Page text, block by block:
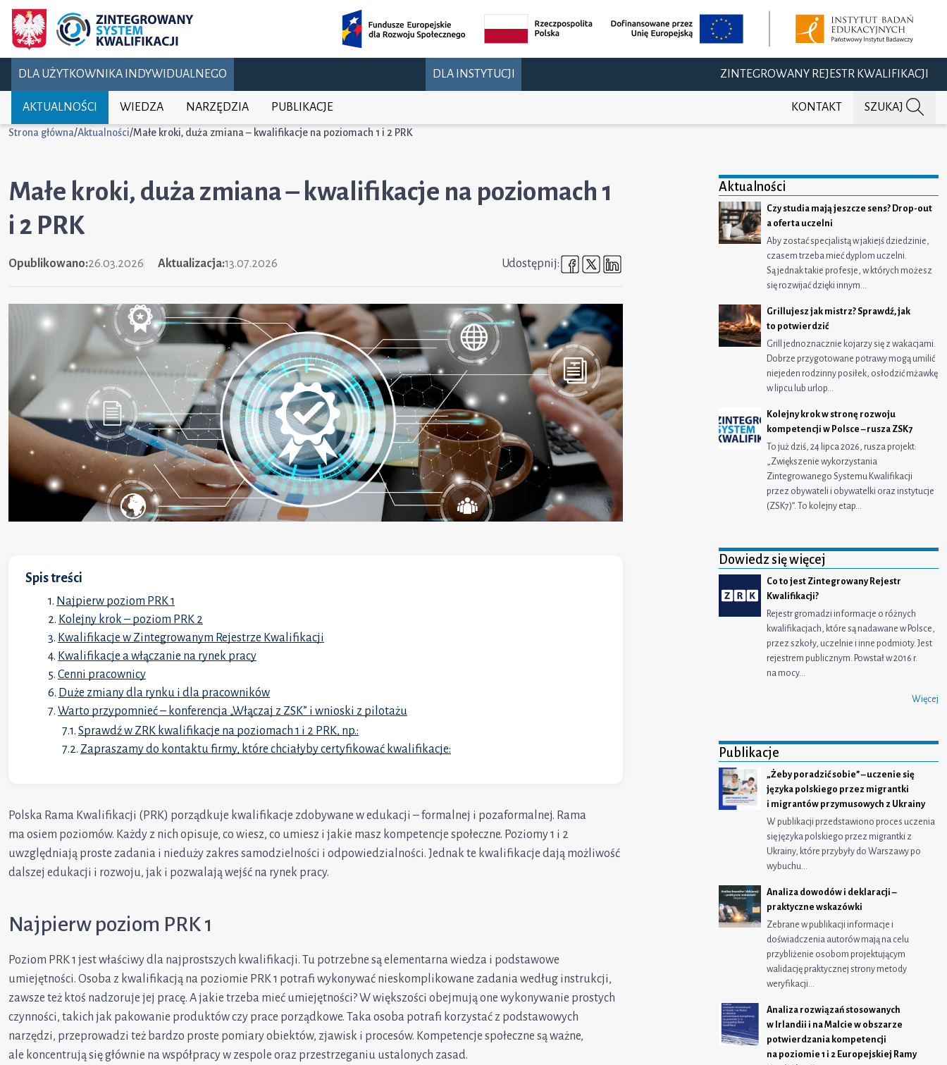
DLA UŻYTKOWNIKA INDYWIDUALNEGO DLA INSTYTUCJI ZINTEGROWANY REJESTR KWALIFIKACJI
AKTUALNOŚCI WIEDZA NARZĘDZIA PUBLIKACJE KONTAKT SZUKAJ
Strona główna/Aktualności/Małe kroki, duża zmiana – kwalifikacje na poziomach 1 i 2 PRK
Małe kroki, duża zmiana – kwalifikacje na poziomach 1
i 2 PRK
Opublikowano:26.03.2026 Aktualizacja:13.07.2026 Udostępnij: Udostępnij na Facebooku
Udostępnij na Twitterze
Spis treści
Najpierw poziom PRK 1
Kolejny krok – poziom PRK 2
Kwalifikacje w Zintegrowanym Rejestrze Kwalifikacji
Kwalifikacje a włączanie na rynek pracy
Cenni pracownicy
Duże zmiany dla rynku i dla pracowników
Warto przypomnieć – konferencja „Włączaj z ZSK” i wnioski z pilotażu
Sprawdź w ZRK kwalifikacje na poziomach 1 i 2 PRK, np.:
Zapraszamy do kontaktu firmy, które chciałyby certyfikować kwalifikacje:
Polska Rama Kwalifikacji (PRK) porządkuje kwalifikacje zdobywane w edukacji – formalnej i pozaformalnej. Rama
ma osiem poziomów. Każdy z nich opisuje, co wiesz, co umiesz i jakie masz kompetencje społeczne. Poziomy 1 i 2
uwzględniają proste zadania i nieduży zakres samodzielności i odpowiedzialności. Jednak te kwalifikacje dają możliwość
dalszej edukacji i rozwoju, jak i pozwalają wejść na rynek pracy.
Najpierw poziom PRK 1
Poziom PRK 1 jest właściwy dla najprostszych kwalifikacji. Tu potrzebne są elementarna wiedza i podstawowe
umiejętności. Osoba z kwalifikacją na poziomie PRK 1 potrafi wykonywać nieskomplikowane zadania według instrukcji,
zawsze też ktoś nadzoruje jej pracę. A jakie trzeba mieć umiejętności? W większości obejmują one wykonywanie prostych
czynności, takich jak pakowanie produktów czy prace porządkowe. Taka osoba potrafi korzystać z podstawowych
narzędzi, przeprowadzi też bardzo proste pomiary obiektów, zjawisk i procesów. Kompetencje społeczne są ważne,
ale koncentrują się głównie na współpracy w zespole oraz przestrzeganiu ustalonych zasad.
Aktualności
Czy studia mają jeszcze sens? Drop-out
a oferta uczelni
Aby zostać specjalistą w jakiejś dziedzinie,
czasem trzeba mieć dyplom uczelni.
Są jednak takie profesje, w których możesz
się rozwijać dzięki innym…
Grillujesz jak mistrz? Sprawdź, jak
to potwierdzić
Grill jednoznacznie kojarzy się z wakacjami.
Dobrze przygotowane potrawy mogą umilić
niejeden rodzinny posiłek, osłodzić mżawkę
w lipcu lub urlop…
Kolejny krok w stronę rozwoju
kompetencji w Polsce – rusza ZSK7
To już dziś, 24 lipca 2026, rusza projekt:
„Zwiększenie wykorzystania
Zintegrowanego Systemu Kwalifikacji
przez obywateli i obywatelki oraz instytucje
(ZSK7)”. To kolejny etap…
Dowiedz się więcej
Co to jest Zintegrowany Rejestr
Kwalifikacji?
Rejestr gromadzi informacje o różnych
kwalifikacjach, które są nadawane w Polsce,
przez szkoły, uczelnie i inne podmioty. Jest
rejestrem publicznym. Powstał w 2016 r.
na mocy…
Więcej
Publikacje
„Żeby poradzić sobie” – uczenie się
języka polskiego przez migrantki
i migrantów przymusowych z Ukrainy
W publikacji przedstawiono proces uczenia
się języka polskiego przez migrantki z
Ukrainy, które przybyły do Warszawy po
wybuchu…
Analiza dowodów i deklaracji –
praktyczne wskazówki
Zebrane w publikacji informacje i
doświadczenia autorów mają na celu
przybliżenie osobom projektującym
walidację praktycznej strony metody
weryfikacji…
Analiza rozwiązań stosowanych
w Irlandii i na Malcie w obszarze
potwierdzania kompetencji
na poziomie 1 i 2 Europejskiej Ramy